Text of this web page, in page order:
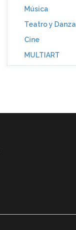
Música
Teatro y Danza
Cine
MULTIART